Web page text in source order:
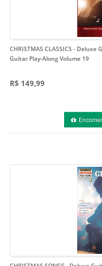
CHRISTMAS CLASSICS -
Guitar Play-Along Volume 19
R$ 149,99